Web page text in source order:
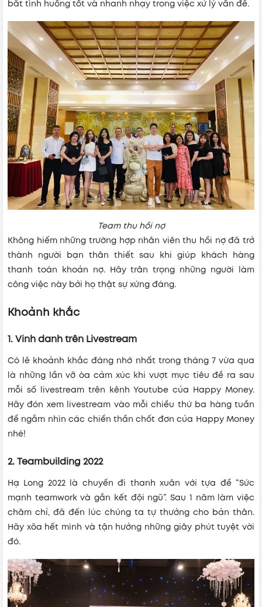
bắt tình huống tốt và nhanh nhạy trong việc xử lý vấn đề.
Team thu hồi nợ
Không hiếm những trường hợp nhân viên thu hồi nợ đã trở
thành người bạn thân thiết sau khi giúp khách hàng
thanh toán khoản nợ. Hãy trân trọng những người làm
công việc này bởi họ thật sự xứng đáng.
Khoảnh khắc
1. Vinh danh trên Livestream
Có lẽ khoảnh khắc đáng nhớ nhất trong tháng 7 vừa qua
là những lần vỡ òa cảm xúc khi vượt mục tiêu đề ra sau
mỗi số livestream trên kênh Youtube của Happy Money.
Hãy đón xem livestream vào mỗi chiều thứ ba hàng tuần
để ngắm nhìn các chiến thần chốt đơn của Happy Money
nhé!
2. Teambuilding 2022
Hạ Long 2022 là chuyến đi thanh xuân với tựa đề “Sức
mạnh teamwork và gắn kết đội ngũ”. Sau 1 năm làm việc
chăm chỉ, đã đến lúc chúng ta tự thưởng cho bản thân.
Hãy xõa hết mình và tận hưởng những giây phút tuyệt vời
đó.